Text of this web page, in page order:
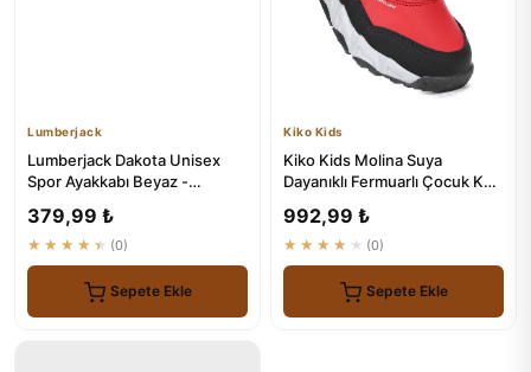
Lumberjack
Lumberjack Dakota Unisex
Spor Ayakkabı Beyaz -
379,99 ₺
★★★★★ (0)
Sepete Ekle
Kiko Kids
Kiko Kids Molina Suya
Dayanıklı Fermuarlı Çocuk Kar
992,99 ₺
★★★★★ (0)
Sepete Ekle